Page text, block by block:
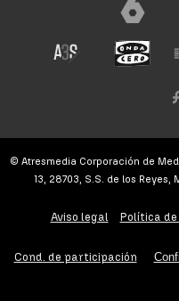
© Atresmedia Corporación de
13, 28703, S.S. de los
Aviso legal Política
Cond. de participación